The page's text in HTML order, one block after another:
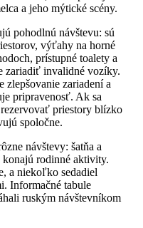
a jeho mýtické scény.
pohodlnú návštevu: sú
výťahy na horné
prístupné toalety a
zariadiť invalidné vozíky.
zariadení a
pripravenosť. Ak sa
priestory blízko
spoločne.
návštevy: šatňa a
konajú rodinné aktivity.
a niekoľko sedadiel
Informačné tabule
ruským návštevníkom